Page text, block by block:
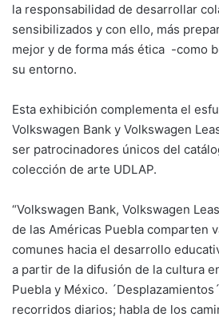
la responsabilidad de desarrollar
sensibilizados y con ello, más
mejor y de forma más ética -como
su entorno.
Esta exhibición complementa el
Volkswagen Bank y Volkswagen
ser patrocinadores únicos del
colección de arte UDLAP.
“Volkswagen Bank, Volkswagen
de las Américas Puebla comparten
comunes hacia el desarrollo
a partir de la difusión de la cultura
Puebla y México.
recorridos diarios; habla de los